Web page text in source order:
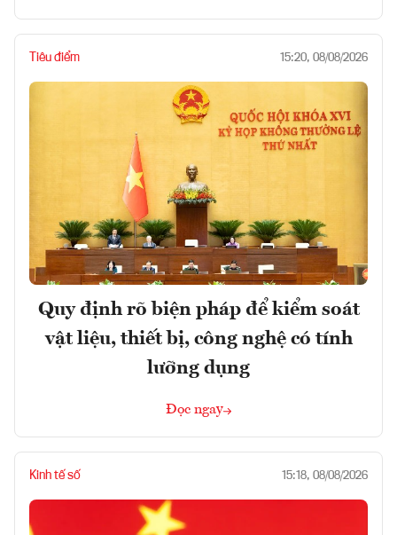
Tiêu điểm 15:20, 08/08/2026
Quy định rõ biện pháp để kiểm soát
vật liệu, thiết bị, công nghệ có tính
lưỡng dụng
Đọc ngay
Kinh tế số 15:18, 08/08/2026